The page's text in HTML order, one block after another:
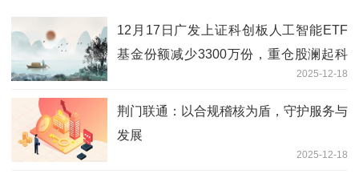
12月17日广发上证科创板人工智能ETF
基金份额减少3300万份，重仓股澜起科
2025-12-18
荆门联通：以合规稽核为盾，守护服务与
发展
2025-12-18